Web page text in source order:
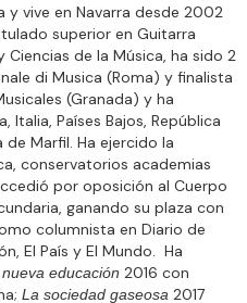
y vive en Navarra desde 2002
superior en Guitarra
de la Música, ha sido 2
di Musica (Roma) y finalista
(Granada) y ha
Países Bajos, República
Marfil. Ha ejercido la
conservatorios academias
por oposición al Cuerpo
ganando su plaza con
columnista en Diario de
El País y El Mundo. Ha
educación 2016 con
La sociedad gaseosa 2017